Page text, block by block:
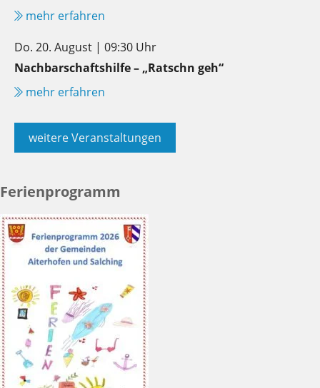
mehr erfahren
Do. 20. August | 09:30 Uhr
Nachbarschaftshilfe – „Ratschn geh“
mehr erfahren
weitere Veranstaltungen
Ferienprogramm